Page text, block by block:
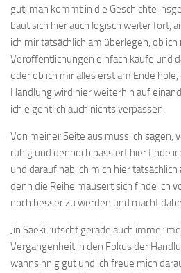
gut, man kommt in die Geschichte
baut sich hier auch logisch weiter fort,
ich mir tatsächlich am überlegen, ob
Veröffentlichungen einfach kaufe und
oder ob ich mir alles erst am Ende
Handlung wird hier weiterhin auf
ich eigentlich auch nichts verpassen.
Von meiner Seite aus muss ich sagen,
ruhig und dennoch passiert hier finde
und darauf hab ich mich hier
denn die Reihe mausert sich finde ich
noch besser zu werden und macht
Jin Saeki rutscht gerade auch immer
Vergangenheit in den Fokus der
wahnsinnig gut und ich freue mich